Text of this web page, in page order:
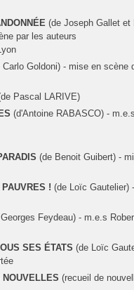
(de Joseph Gallet et
par les auteurs
Carlo Goldoni) - mise en scène
Pascal LARIVE)
(d'Antoine RABASCO) -
(de Benoit Guibert) -
! (de Loïc Gautelier)
Feydeau) - m.e.s
SES ÉTATS (de Loïc
NOUVELLES (recueil de